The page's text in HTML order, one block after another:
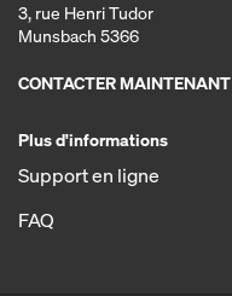
3, rue Henri Tudor
Munsbach 5366
CONTACTER MAINTENANT
Plus d'informations
Support en ligne
FAQ